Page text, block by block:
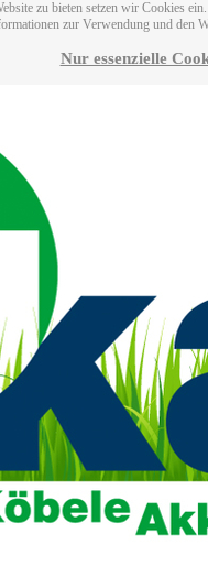
zu bieten setzen wir Cookies
zur Verwendung und den
Nur essenzielle